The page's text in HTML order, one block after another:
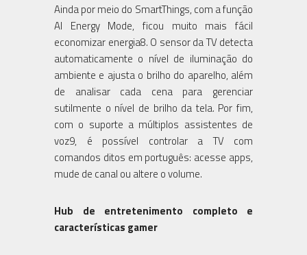
Ainda por meio do SmartThings, com a função
AI Energy Mode, ficou muito mais fácil
economizar energia8. O sensor da TV detecta
automaticamente o nível de iluminação do
ambiente e ajusta o brilho do aparelho, além
de analisar cada cena para gerenciar
sutilmente o nível de brilho da tela. Por fim,
com o suporte a múltiplos assistentes de
voz9, é possível controlar a TV com
comandos ditos em português: acesse apps,
mude de canal ou altere o volume.
Hub de entretenimento completo e
características gamer